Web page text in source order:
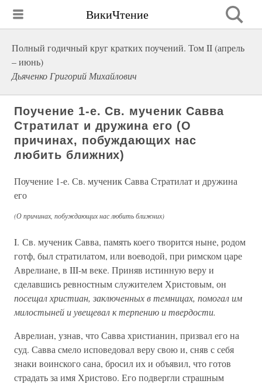
ВикиЧтение
Полный годичный круг кратких поучений. Том II (апрель
– июнь)
Дьяченко Григорий Михайлович
Поучение 1-е. Св. мученик Савва
Стратилат и дружина его (О
причинах, побуждающих нас
любить ближних)
Поучение 1-е. Св. мученик Савва Стратилат и дружина
его
(О причинах, побуждающих нас любить ближних)
I. Св. мученик Савва, память коего творится ныне, родом
готф, был стратилатом, или воеводой, при римском царе
Аврелиане, в III-м веке. Приняв истинную веру и
сделавшись ревностным служителем Христовым, он
посещал христиан, заключенных в темницах, помогал им
милостыней и увещевал к терпению и твердости.
Аврелиан, узнав, что Савва христианин, призвал его на
суд. Савва смело исповедовал веру свою и, сняв с себя
знаки воинского сана, бросил их и объявил, что готов
страдать за имя Христово. Его подвергли страшным